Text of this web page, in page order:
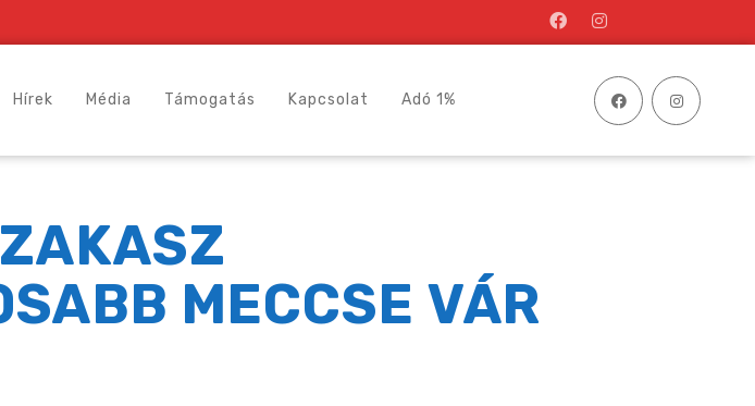
Hírek Média Támogatás Kapcsolat Adó 1%
MECCSE VÁR